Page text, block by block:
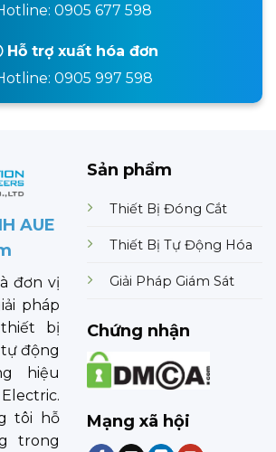
0905 677 598
Hỗ trợ xuất hóa đơn
0905 997 598
AUE
đơn vị
pháp
bị
động
hiệu
tôi hỗ
trong
Sản phẩm
Thiết Bị Đóng Cắt
Thiết Bị Tự Động Hóa
Giải Pháp Giám Sát
Chứng nhận
Mạng xã hội